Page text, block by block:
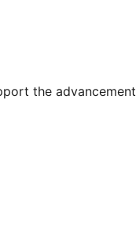
the advancement